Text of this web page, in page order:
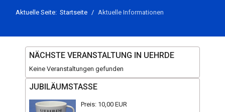
Aktuelle Seite: Startseite Aktuelle Informationen
NÄCHSTE VERANSTALTUNG IN UEHRDE
Keine Veranstaltungen gefunden
JUBILÄUMSTASSE
Preis: 10,00 EUR